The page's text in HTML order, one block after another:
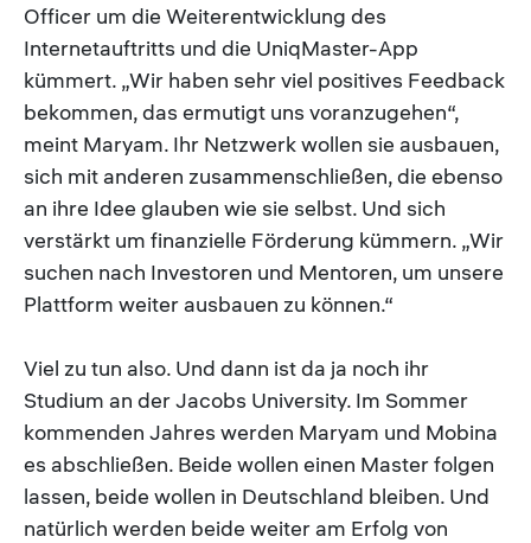
Officer um die Weiterentwicklung des
Internetauftritts und die UniqMaster-App
kümmert. „Wir haben sehr viel positives Feedback
bekommen, das ermutigt uns voranzugehen“,
meint Maryam. Ihr Netzwerk wollen sie ausbauen,
sich mit anderen zusammenschließen, die ebenso
an ihre Idee glauben wie sie selbst. Und sich
verstärkt um finanzielle Förderung kümmern. „Wir
suchen nach Investoren und Mentoren, um unsere
Plattform weiter ausbauen zu können.“
Viel zu tun also. Und dann ist da ja noch ihr
Studium an der Jacobs University. Im Sommer
kommenden Jahres werden Maryam und Mobina
es abschließen. Beide wollen einen Master folgen
lassen, beide wollen in Deutschland bleiben. Und
natürlich werden beide weiter am Erfolg von